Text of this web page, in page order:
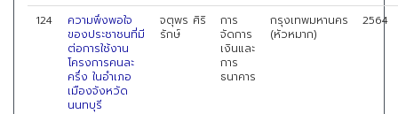
124
ความพึงพอใจ
ของประชาชนที่มี
ต่อการใช้งาน
โครงการคนละ
ครึ่ง ในอำเภอ
เมืองจังหวัด
นนทบุรี
จตุพร ศิริ
รักษ์
การ
จัดการ
เงินและ
การ
ธนาคาร
กรุงเทพมหานคร
(หัวหมาก)
2564